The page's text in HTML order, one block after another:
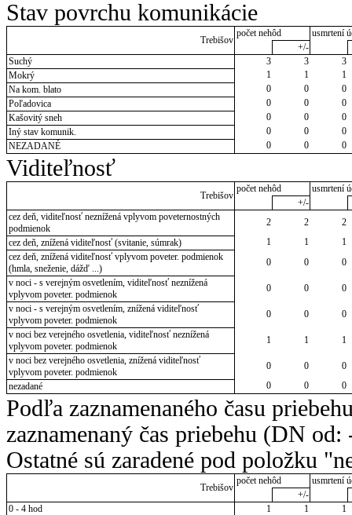
Stav povrchu komunikácie
Trebišov
počet nehôd
usmrtení
+/-
Suchý
3 3
3
Mokrý
1 1
1
Na kom. blato
0 0
0
Poľadovica
0 0
0
Kašovitý sneh
0 0
0
Iný stav komunik.
0 0
0
NEZADANÉ
0 0 0
Viditeľnosť
Trebišov
počet nehôd
usmrtení
+/-
cez deň, viditeľnosť neznížená vplyvom poveternostných
podmienok
2 2
2
cez deň, znížená viditeľnosť (svitanie, súmrak)
1 1
1
cez deň, znížená viditeľnosť vplyvom poveter. podmienok
(hmla, sneženie, dážď ...)
0 0
0
v noci - s verejným osvetlením, viditeľnosť neznížená
vplyvom poveter. podmienok
0 0
0
v noci - s verejným osvetlením, znížená viditeľnosť
vplyvom poveter. podmienok
0 0
0
v noci bez verejného osvetlenia, viditeľnosť neznížená
vplyvom poveter. podmienok
1 1
1
v noci bez verejného osvetlenia, znížená viditeľnosť
vplyvom poveter. podmienok
0 0
0
nezadané
0 0 0
Podľa zaznamenaného času
zaznamenaný čas priebehu (DN
Ostatné sú zaradené pod položku
Trebišov
počet nehôd
usmrtení
+/-
0 - 4 hod
1 1
1